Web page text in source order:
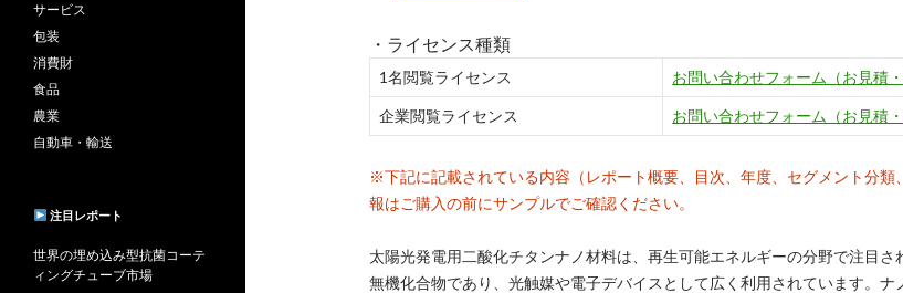
・ライセンス種類
1名閲覧ライセンス お問い合わせフォーム（お見積
企業閲覧ライセンス お問い合わせフォーム（お見積
※下記に記載されている内容（レポート概要、目次、年度、セグメント分
報はご購入の前にサンプルでご確認ください。
太陽光発電用二酸化チタンナノ材料は、再生可能エネルギーの分野で注目
無機化合物であり、光触媒や電子デバイスとして広く利用されています。
サービス
包装
消費財
食品
農業
自動車・輸送
注目レポート
世界の埋め込み型抗菌コーテ
ィングチューブ市場